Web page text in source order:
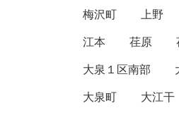
梅沢町
上野
江本
荏原
大泉１区南部
大泉町
大江干